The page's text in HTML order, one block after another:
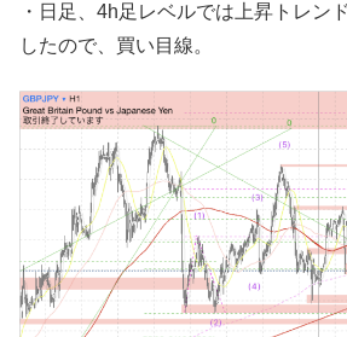
・日足、4h足レベルでは上昇トレン
したので、買い目線。